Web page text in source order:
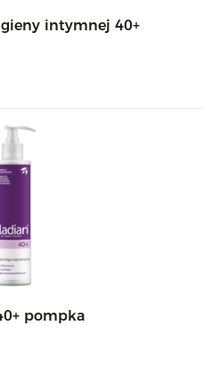
intymnej 40+
pompka